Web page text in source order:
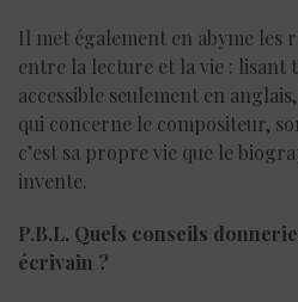
Il met également en abyme les
entre la lecture et la vie : lisant
accessible seulement en
qui concerne le compositeur,
c’est sa propre vie que le
invente.
P.B.L. Quels conseils
écrivain ?